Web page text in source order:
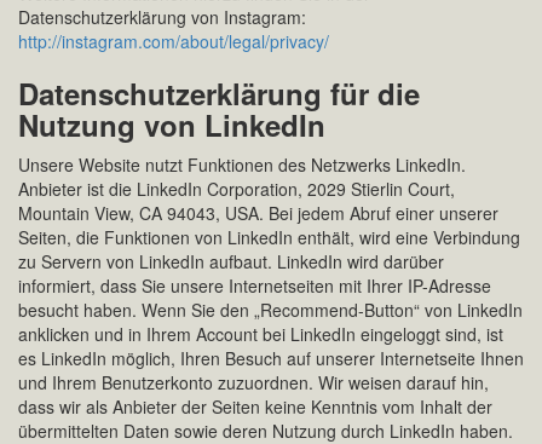
Datenschutzerklärung von Instagram:
http://instagram.com/about/legal/privacy/
Datenschutzerklärung für die
Nutzung von LinkedIn
Unsere Website nutzt Funktionen des Netzwerks LinkedIn.
Anbieter ist die LinkedIn Corporation, 2029 Stierlin Court,
Mountain View, CA 94043, USA. Bei jedem Abruf einer unserer
Seiten, die Funktionen von LinkedIn enthält, wird eine Verbindung
zu Servern von LinkedIn aufbaut. LinkedIn wird darüber
informiert, dass Sie unsere Internetseiten mit Ihrer IP-Adresse
besucht haben. Wenn Sie den „Recommend-Button“ von LinkedIn
anklicken und in Ihrem Account bei LinkedIn eingeloggt sind, ist
es LinkedIn möglich, Ihren Besuch auf unserer Internetseite Ihnen
und Ihrem Benutzerkonto zuzuordnen. Wir weisen darauf hin,
dass wir als Anbieter der Seiten keine Kenntnis vom Inhalt der
übermittelten Daten sowie deren Nutzung durch LinkedIn haben.